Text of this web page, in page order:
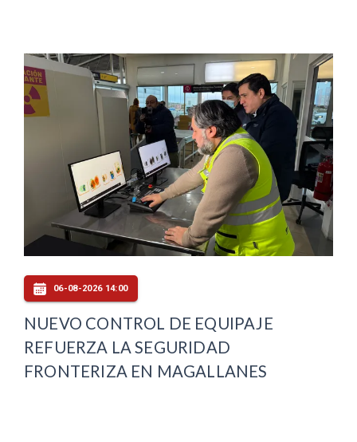
06-08-2026 14:00
NUEVO CONTROL DE EQUIPAJE
REFUERZA LA SEGURIDAD
FRONTERIZA EN MAGALLANES